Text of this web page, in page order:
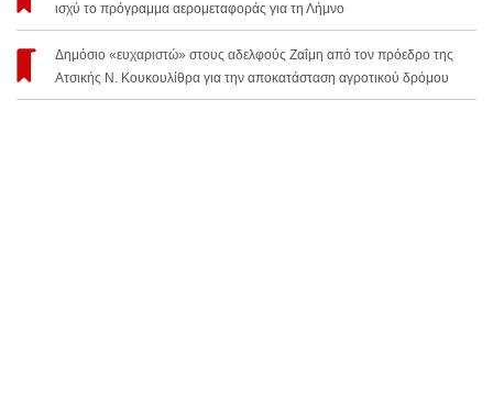
ισχύ το πρόγραμμα αερομεταφοράς για τη Λήμνο
Δημόσιο «ευχαριστώ» στους αδελφούς Ζαΐμη από τον πρόεδρο της
Ατσικής Ν. Κουκουλίθρα για την αποκατάσταση αγροτικού δρόμου